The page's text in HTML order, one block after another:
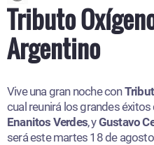
Tributo
Argentino
Vive una gran noche con
cual reunirá los grandes éxitos
Enanitos Verdes, yGustavo
será este martes 18 de